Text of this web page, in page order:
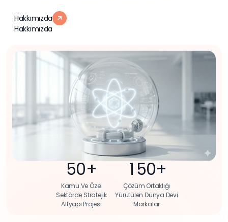
Hakkımızda
Hakkımızda
5
1
2
0
1
2
+
Kamu Ve Özel
Sektörde Stratejik
Altyapı Projesi
1
1
2
5
1
2
0
1
2
+
Çözüm Ortaklığı
Yürütülen Dünya Devi
Markalar